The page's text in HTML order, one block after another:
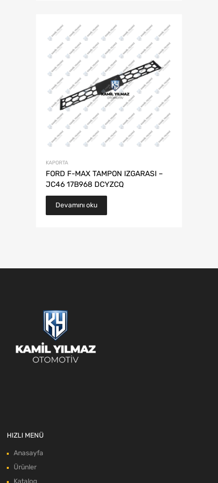
KAPORTA
FORD F-MAX TAMPON IZGARASI –
JC46 17B968 DCYZCQ
Devamını oku
HIZLI MENÜ
Anasayfa
Ürünler
Katalog